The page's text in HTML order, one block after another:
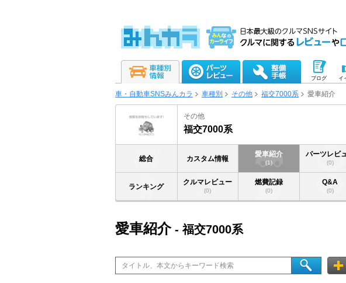
ブログ イ
車・自動車SNSみんカラ 車種別 その他 福交7000系 愛車紹介
その他
福交7000系
総合 カスタム情報
愛車紹介
(1)
パーツレビ
(0)
ランキング
クルマレビュー
(0)
燃費記録
(0)
Q&A
(0)
愛車紹介- 福交7000系